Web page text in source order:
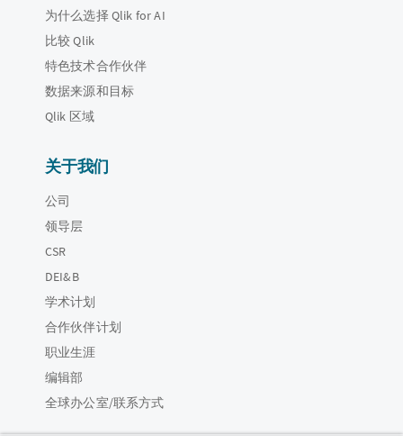
为什么选择 Qlik for AI
比较 Qlik
特色技术合作伙伴
数据来源和目标
Qlik 区域
关于我们
公司
领导层
CSR
DEI&B
学术计划
合作伙伴计划
职业生涯
编辑部
全球办公室/联系方式